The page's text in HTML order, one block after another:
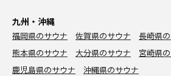
九州・沖縄
福岡県のサウナ 佐賀県のサウナ
長崎県
熊本県のサウナ
大分県のサウナ
宮崎県
鹿児島県のサウナ
沖縄県のサウナ